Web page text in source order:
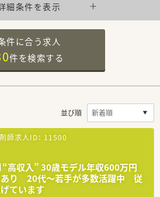
細条件を表示
件に合う求人
件を検索する
並び順
師求人ID： 11500
“高収入” 30歳モデル年収600万円
あり 20代～若手が多数活躍中 従
ています